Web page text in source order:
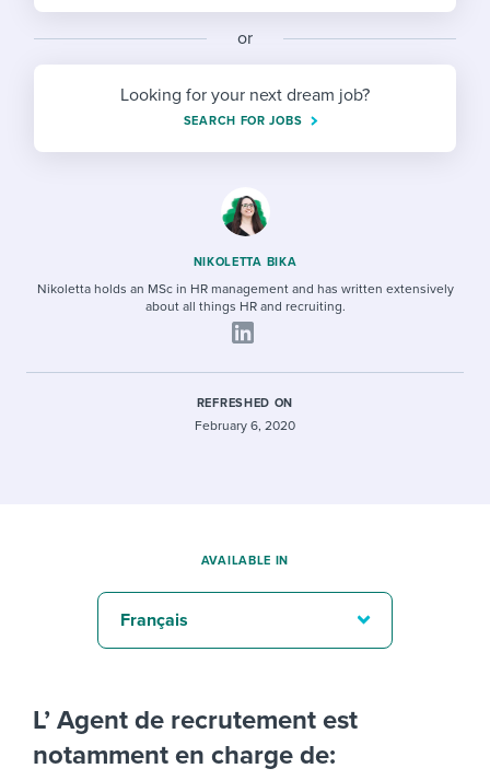
Ensuring compliance
Finding and attracting people
Establishing an employer brand
Candidate/employee experiences
Step-by-step tutorials
Free ebooks & reports
HR terms
Career development
Modern working life
Overall career resources
Start a free trial
or
Looking for your next dream job?
SEARCH FOR JOBS
NIKOLETTA BIKA
Nikoletta holds an MSc in HR management and has written extensively
about all things HR and recruiting.
REFRESHED ON
February 6, 2020
L’ Agent de recrutement est
notamment en charge de:
AVAILABLE IN
Français